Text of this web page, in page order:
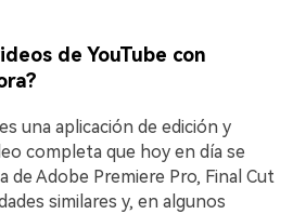
de YouTube con
es una aplicación de edición y
completa que hoy en día se
de Adobe Premiere Pro, Final Cut
similares y, en algunos